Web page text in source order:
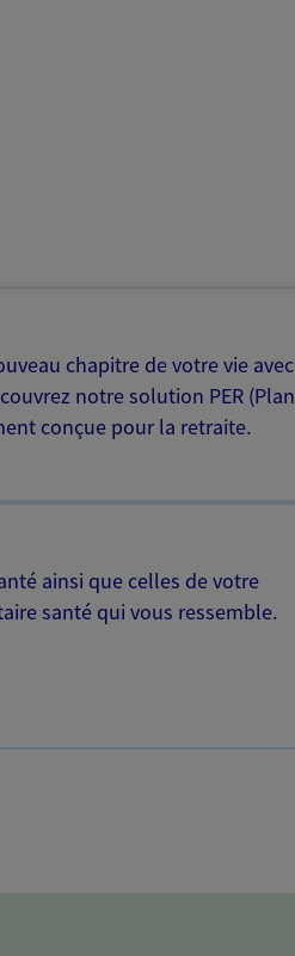
chapitre de votre vie avec
notre solution PER (Plan
conçue pour la retraite.
ainsi que celles de votre
santé qui vous ressemble.